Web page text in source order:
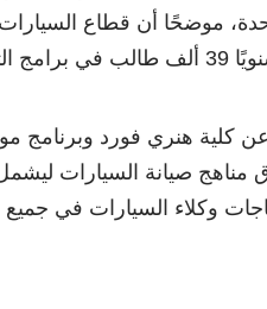
التدريب.
عن كلية هنري فورد وبرنامج
مناهج صيانة السيارات
وكلاء السيارات في جميع